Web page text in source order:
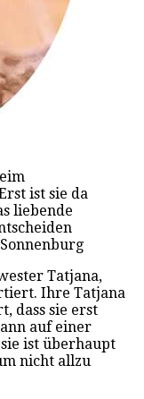
ist sie da
liebende
Tatjana,
Ihre Tatjana
dass sie erst
auf einer
ist überhaupt
nicht allzu